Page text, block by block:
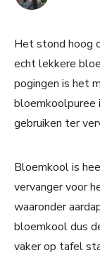
Het stond hoog
echt lekkere
pogingen is het
bloemkoolpuree
gebruiken ter
Bloemkool is
vervanger voor
waaronder
bloemkool dus
vaker op tafel